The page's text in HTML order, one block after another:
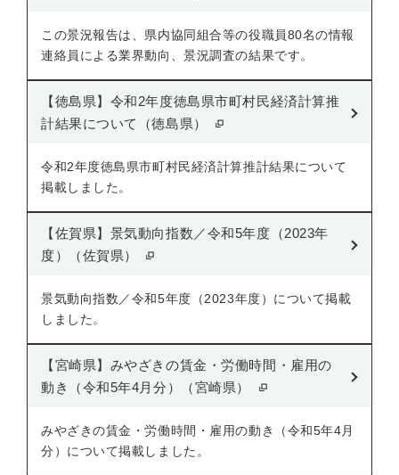
この景況報告は、県内協同組合等の役職員80名の情報
連絡員による業界動向、景況調査の結果です。
【徳島県】令和2年度徳島県市町村民経済計算推
計結果について（徳島県）
令和2年度徳島県市町村民経済計算推計結果について
掲載しました。
【佐賀県】景気動向指数／令和5年度（2023年
度）（佐賀県）
景気動向指数／令和5年度（2023年度）について掲載
しました。
【宮崎県】みやざきの賃金・労働時間・雇用の
動き（令和5年4月分）（宮崎県）
みやざきの賃金・労働時間・雇用の動き（令和5年4月
分）について掲載しました。